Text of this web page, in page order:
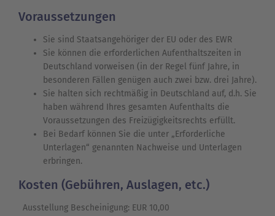
Voraussetzungen
Sie sind Staatsangehöriger der EU oder des EWR
Sie können die erforderlichen Aufenthaltszeiten in
Deutschland vorweisen (in der Regel fünf Jahre, in
besonderen Fällen genügen auch zwei bzw. drei Jahre).
Sie halten sich rechtmäßig in Deutschland auf, d.h. Sie
haben während Ihres gesamten Aufenthalts die
Voraussetzungen des Freizügigkeitsrechts erfüllt.
Bei Bedarf können Sie die unter „Erforderliche
Unterlagen“ genannten Nachweise und Unterlagen
erbringen.
Kosten (Gebühren, Auslagen, etc.)
Ausstellung Bescheinigung: EUR 10,00